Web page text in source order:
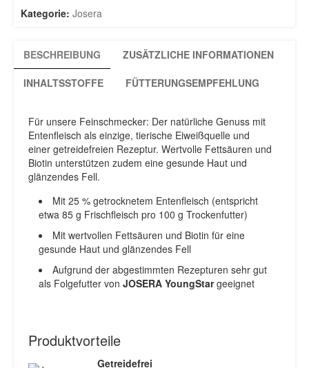
Kategorie: Josera
BESCHREIBUNG ZUSÄTZLICHE INFORMATIONEN
INHALTSSTOFFE FÜTTERUNGSEMPFEHLUNG
Für unsere Feinschmecker: Der natürliche Genuss mit
Entenfleisch als einzige, tierische Eiweißquelle und
einer getreidefreien Rezeptur. Wertvolle Fettsäuren und
Biotin unterstützen zudem eine gesunde Haut und
glänzendes Fell.
Mit 25 % getrocknetem Entenfleisch (entspricht
etwa 85 g Frischfleisch pro 100 g Trockenfutter)
Mit wertvollen Fettsäuren und Biotin für eine
gesunde Haut und glänzendes Fell
Aufgrund der abgestimmten Rezepturen sehr gut
als Folgefutter von JOSERA YoungStargeeignet
Produktvorteile
Getreidefrei